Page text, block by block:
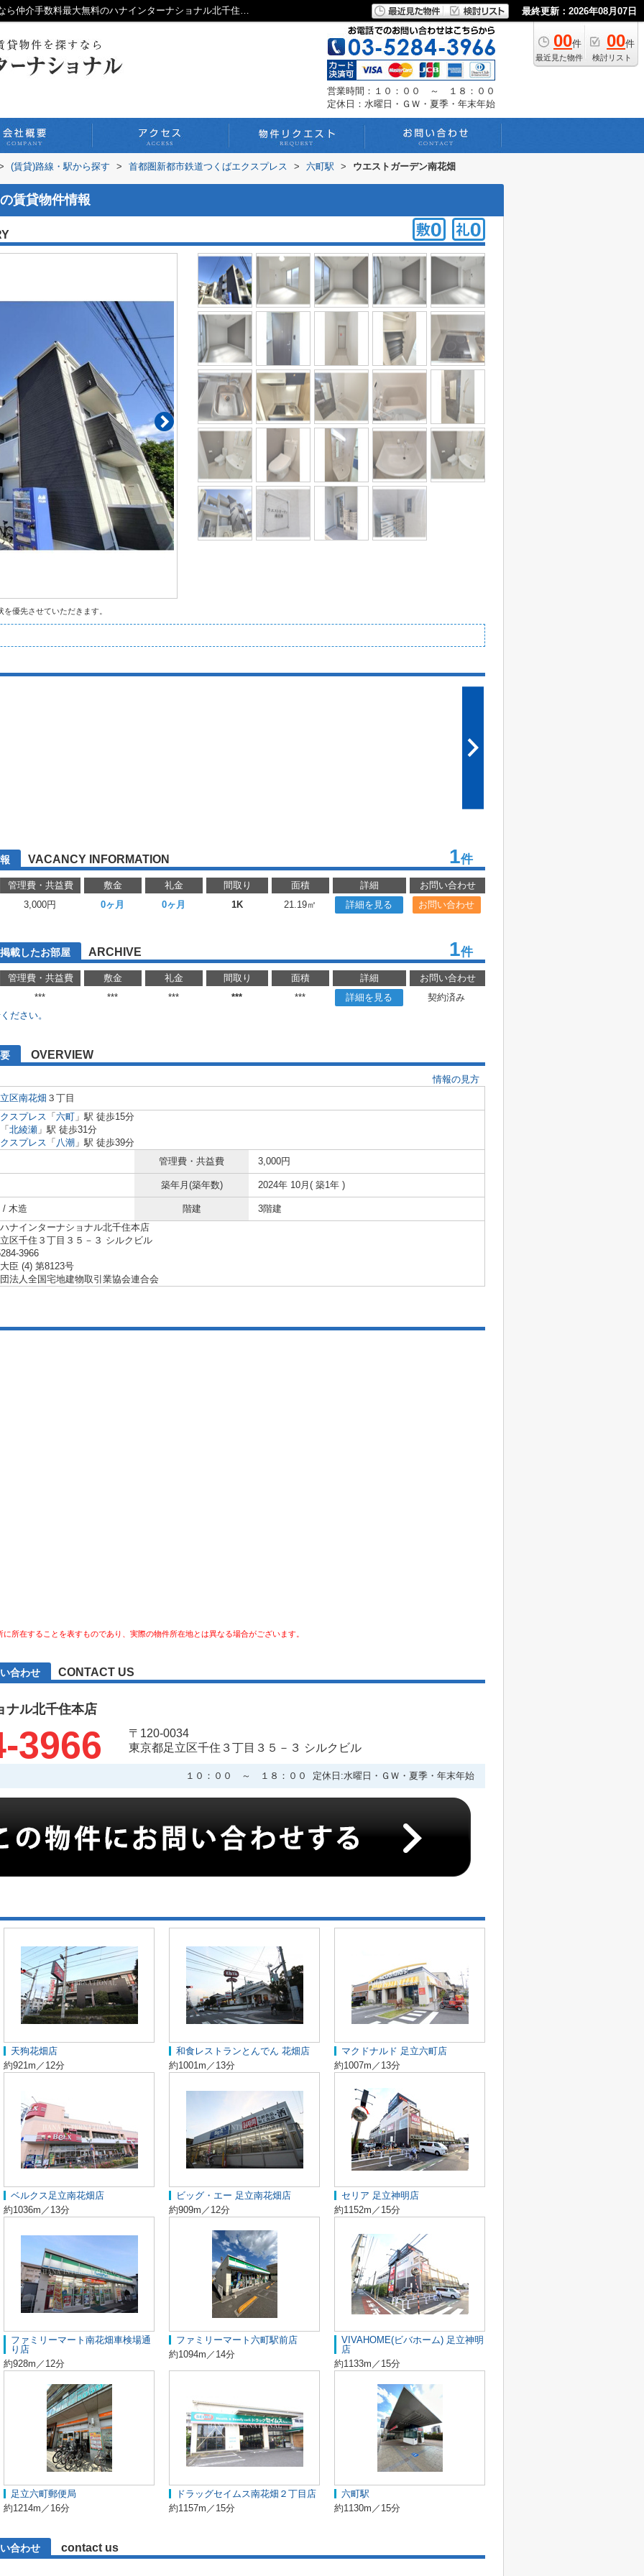
ウエストガーデン南花畑の詳細／賃貸情報なら仲介手数料最大無料のハナインターナショナル北千住本店 最終更新：2026年08月07日
00件
最近見た物件
00件
検討リスト
営業時間：１０：００ ～ １８：００
定休日：水曜日・ＧＷ・夏季・年末年始
(賃貸)路線・駅から探す > 首都圏新都市鉄道つくばエクスプレス > 六町駅 > ウエストガーデン南花畑
賃貸物件情報
優先させていただきます。
VACANCY INFORMATION 1件
管理費・共益費 敷金 礼金 間取り 面積 詳細
お問い合わせ
3,000円 0ヶ月 0ヶ月 1K 21.19㎡ 詳細を見る お問い合わせ
載したお部屋 ARCHIVE 1件
管理費・共益費 敷金 礼金 間取り 面積 詳細
お問い合わせ
*** *** *** *** *** 詳細を見る
契約済み
ださい。
OVERVIEW
情報の見方
区南花畑 ３丁目
スプレス 「 六町 」駅 徒歩15分
「 北綾瀬 」駅 徒歩31分
スプレス 「 八潮 」駅 徒歩39分
管理費・共益費 3,000円
築年月(築年数) 2024年 10月( 築1年 )
/ 木造 階建 3階建
ナインターナショナル北千住本店
区千住３丁目３５－３ シルクビル
3966
臣 (4) 第8123号
団法人全国宅地建物取引業協会連合会
所在することを表すものであり、実際の物件所在地とは異なる場合がございます。
合わせ CONTACT US
ナル北千住本店
3966
〒120-0034
東京都足立区千住３丁目３５－３ シルクビル
１０：００ ～ １８：００ 定休日:水曜日・ＧＷ・夏季・年末年始
天狗花畑店
約921m／12分
和食レストランとんでん 花畑店
約1001m／13分
マクドナルド 足立六町店
約1007m／13分
ベルクス足立南花畑店
約1036m／13分
ビッグ・エー 足立南花畑店
約909m／12分
セリア 足立神明店
約1152m／15分
ファミリーマート南花畑車検場通
り店
約928m／12分
ファミリーマート六町駅前店
約1094m／14分
VIVAHOME(ビバホーム) 足立神明
店
約1133m／15分
足立六町郵便局
約1214m／16分
ドラッグセイムス南花畑２丁目店
約1157m／15分
六町駅
約1130m／15分
合わせ contact us